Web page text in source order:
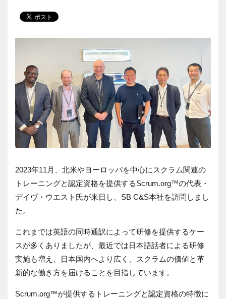
2023年11月、北米やヨーロッパを中心にスクラム関連の
トレーニングと認定資格を提供するScrum.org™の代表・
デイヴ・ウエスト氏が来日し、SB C&S本社を訪問しまし
た。
これまでは英語の同時通訳によって研修を提供するケー
スが多くありましたが、最近では日本語話者による研修
実施も増え、日本国内へより広く、スクラムの価値と革
新的な働き方を届けることを目指しています。
Scrum.org™が提供するトレーニングと認定資格の特徴に